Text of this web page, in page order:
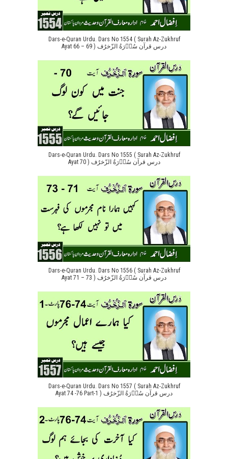
Dars-e-Quran Urdu. Dars No 1554 ( Surah Az-Zukhruf
Ayat 66 – 69 ) درس قرآن سُوۡرَةُ الزّخرُف
Dars-e-Quran Urdu. Dars No 1555 ( Surah Az-Zukhruf
Ayat 70 ) درس قرآن سُوۡرَةُ الزّخرُف
Dars-e-Quran Urdu. Dars No 1556 ( Surah Az-Zukhruf
Ayat 71 – 73 ) درس قرآن سُوۡرَةُ الزّخرُف
Dars-e-Quran Urdu. Dars No 1557 ( Surah Az-Zukhruf
Ayat 74 -76 Part-1 ) درس قرآن سُوۡرَةُ الزّخرُف